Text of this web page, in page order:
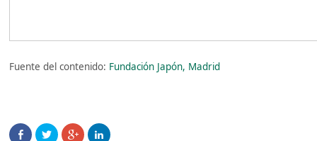
Fuente del contenido: Fundación Japón, Madrid